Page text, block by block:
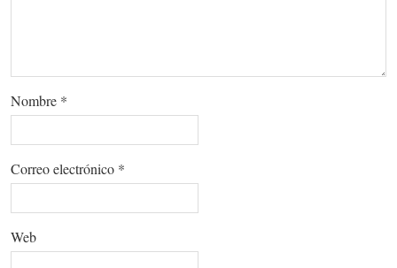
Nombre *
Correo electrónico *
Web